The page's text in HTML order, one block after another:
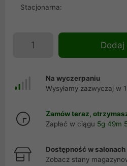
Stacjonarna:
Dodaj
Na wyczerpaniu
Wysyłamy zazwyczaj w
Zamów teraz,
Zapłać w ciągu 5g 49m
Dostępność w salonach
Zobacz stany